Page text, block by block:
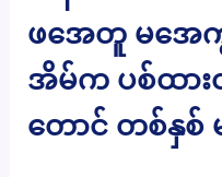
ဖအေတူ မအေ
အိမ်က ပစ်ထား
တောင် တစ်နှစ်